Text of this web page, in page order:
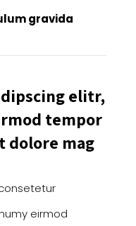
gravida
elitr,
tempor
dolore mag
eirmod